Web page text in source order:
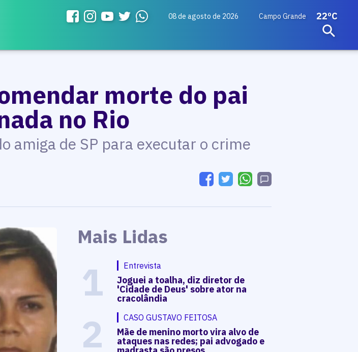
08 de agosto de 2026 Campo Grande 22ºC
morte do pai
no Rio
amiga de SP para executar o crime
Mais Lidas
1 Entrevista
Joguei a toalha, diz diretor de
'Cidade de Deus' sobre ator na
cracolândia
2 CASO GUSTAVO FEITOSA
Mãe de menino morto vira alvo de
ataques nas redes; pai advogado e